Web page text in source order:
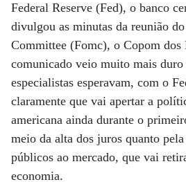
Federal Reserve (Fed), o banco
divulgou as minutas da reunião
Committee (Fomc), o Copom dos
comunicado veio muito mais duro
especialistas esperavam, com o
claramente que vai apertar a
americana ainda durante o
meio da alta dos juros quanto
públicos ao mercado, que vai
economia.